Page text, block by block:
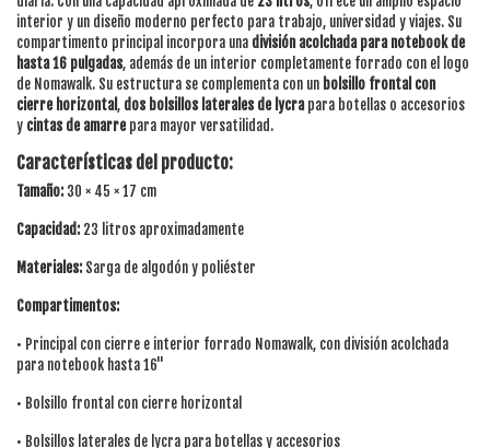
interior y un diseño moderno perfecto para trabajo, universidad y viajes. Su
compartimento principal incorpora una división acolchada para notebook de
hasta 16 pulgadas, además de un interior completamente forrado con el logo
de Nomawalk. Su estructura se complementa con un bolsillo frontal con
cierre horizontal, dos bolsillos laterales de lycrapara botellas o accesorios
y cintas de amarrepara mayor versatilidad.
Características del producto:
Tamaño: 30 × 45 × 17 cm
Capacidad: 23 litros aproximadamente
Materiales: Sarga de algodón y poliéster
Compartimentos:
• Principal con cierre e interior forrado Nomawalk, con división acolchada
para notebook hasta 16"
• Bolsillo frontal con cierre horizontal
• Bolsillos laterales de lycra para botellas y accesorios